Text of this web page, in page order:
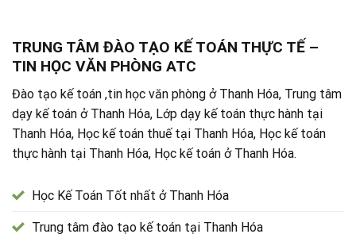
TRUNG TÂM ĐÀO TẠO KẾ TOÁN THỰC TẾ –
TIN HỌC VĂN PHÒNG ATC
Đào tạo kế toán ,tin học văn phòng ở Thanh Hóa, Trung tâm
dạy kế toán ở Thanh Hóa, Lớp dạy kế toán thực hành tại
Thanh Hóa, Học kế toán thuế tại Thanh Hóa, Học kế toán
thực hành tại Thanh Hóa, Học kế toán ở Thanh Hóa.
Học Kế Toán Tốt nhất ở Thanh Hóa
Trung tâm đào tạo kế toán tại Thanh Hóa